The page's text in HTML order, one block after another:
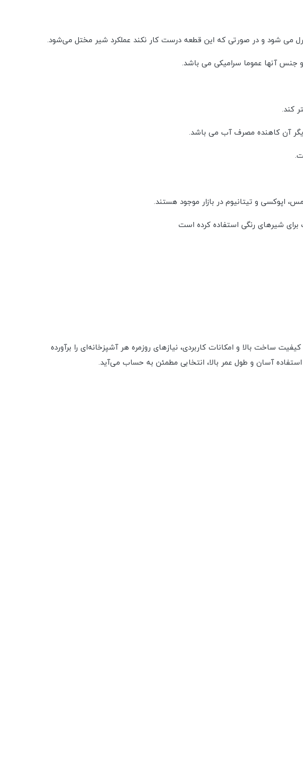
می شود و در صورتی که این قطعه درست کار نکند عملکرد شیر مختل می‌شود.
و جنس آنها عموما سرامیکی می باشد.
کند.
آن کاهنده مصرف آب می باشد.
اپوکسی و تیتانیوم در بازار موجود هستند.
شیرهای رنگی استفاده کرده است
ساخت بالا و امکانات کاربردی، نیازهای روزمره هر آشپزخانه‌ای را برآورده
آسان و طول عمر بالا، انتخابی مطمئن به حساب می‌آید.